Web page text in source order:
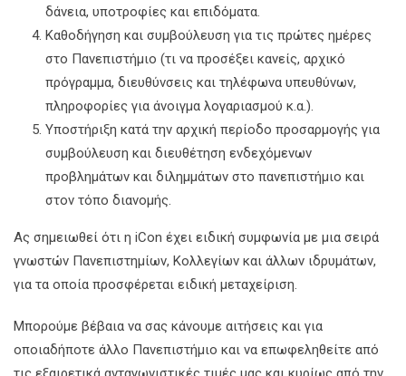
δάνεια, υποτροφίες και επιδόματα.
Καθοδήγηση και συμβούλευση για τις πρώτες ημέρες
στο Πανεπιστήμιο (τι να προσέξει κανείς, αρχικό
πρόγραμμα, διευθύνσεις και τηλέφωνα υπευθύνων,
πληροφορίες για άνοιγμα λογαριασμού κ.α.).
Υποστήριξη κατά την αρχική περίοδο προσαρμογής για
συμβούλευση και διευθέτηση ενδεχόμενων
προβλημάτων και διλημμάτων στο πανεπιστήμιο και
στον τόπο διανομής.
Ας σημειωθεί ότι η iCon έχει ειδική συμφωνία με μια σειρά
γνωστών Πανεπιστημίων, Κολλεγίων και άλλων ιδρυμάτων,
για τα οποία προσφέρεται ειδική μεταχείριση.
Μπορούμε βέβαια να σας κάνουμε αιτήσεις και για
οποιαδήποτε άλλο Πανεπιστήμιο και να επωφεληθείτε από